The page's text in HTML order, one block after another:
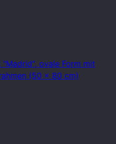
ovale Form mit
(50 x 80 cm)